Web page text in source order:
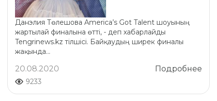
Данэлия Төлешова America’s Got Talent шоуының
жартылай финалына өтті, - деп хабарлайды
Tengrinews.kz тілшісі. Байқаудың ширек финалы
жақында...
Подробнее
20.08.2020
9233